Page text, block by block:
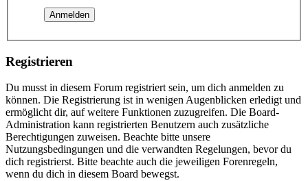
Registrieren
Du musst in diesem Forum registriert sein, um dich anmelden zu
können. Die Registrierung ist in wenigen Augenblicken erledigt und
ermöglicht dir, auf weitere Funktionen zuzugreifen. Die Board-
Administration kann registrierten Benutzern auch zusätzliche
Berechtigungen zuweisen. Beachte bitte unsere
Nutzungsbedingungen und die verwandten Regelungen, bevor du
dich registrierst. Bitte beachte auch die jeweiligen Forenregeln,
wenn du dich in diesem Board bewegst.